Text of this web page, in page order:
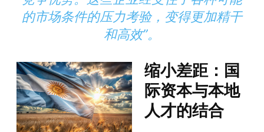
的市场条件的压力考验，变得更加精干
和高效”。
缩小差距：国
际资本与本地
人才的结合